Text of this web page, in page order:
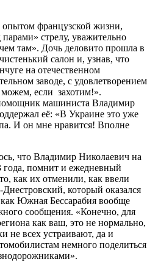
французской жизни,
стрелу, уважительно
там». Дочь деловито прошла в
салон и, узнав, что
на отечественном
заводе, с удовлетворением
если захотим!».
машиниста Владимир
её: «В Украине это уже
И он мне нравится! Вполне
что Владимир Николаевич на
помнит и ежедневный
как их отменили, как ввели
который оказался
Южная Бессарабия вообще
сообщения. «Конечно, для
как ваш, это не нормально,
не всех устраивают, да и
немного поделиться